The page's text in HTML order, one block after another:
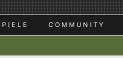
COMMUNITY